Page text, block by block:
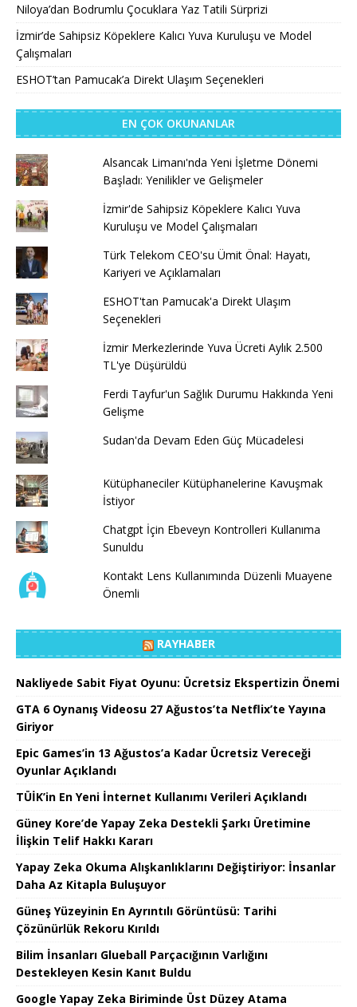
Niloya’dan Bodrumlu Çocuklara Yaz Tatili Sürprizi
İzmir’de Sahipsiz Köpeklere Kalıcı Yuva Kuruluşu ve Model
Çalışmaları
ESHOT’tan Pamucak’a Direkt Ulaşım Seçenekleri
EN ÇOK OKUNANLAR
Alsancak Limanı'nda Yeni İşletme Dönemi
Başladı: Yenilikler ve Gelişmeler
İzmir'de Sahipsiz Köpeklere Kalıcı Yuva
Kuruluşu ve Model Çalışmaları
Türk Telekom CEO'su Ümit Önal: Hayatı,
Kariyeri ve Açıklamaları
ESHOT'tan Pamucak'a Direkt Ulaşım
Seçenekleri
İzmir Merkezlerinde Yuva Ücreti Aylık 2.500
TL'ye Düşürüldü
Ferdi Tayfur'un Sağlık Durumu Hakkında Yeni
Gelişme
Sudan'da Devam Eden Güç Mücadelesi
Kütüphaneciler Kütüphanelerine Kavuşmak
İstiyor
Chatgpt İçin Ebeveyn Kontrolleri Kullanıma
Sunuldu
Kontakt Lens Kullanımında Düzenli Muayene
Önemli
RAYHABER
Nakliyede Sabit Fiyat Oyunu: Ücretsiz Ekspertizin Önemi
GTA 6 Oynanış Videosu 27 Ağustos’ta Netflix’te Yayına
Giriyor
Epic Games’in 13 Ağustos’a Kadar Ücretsiz Vereceği
Oyunlar Açıklandı
TÜİK’in En Yeni İnternet Kullanımı Verileri Açıklandı
Güney Kore’de Yapay Zeka Destekli Şarkı Üretimine
İlişkin Telif Hakkı Kararı
Yapay Zeka Okuma Alışkanlıklarını Değiştiriyor: İnsanlar
Daha Az Kitapla Buluşuyor
Güneş Yüzeyinin En Ayrıntılı Görüntüsü: Tarihi
Çözünürlük Rekoru Kırıldı
Bilim İnsanları Glueball Parçacığının Varlığını
Destekleyen Kesin Kanıt Buldu
Google Yapay Zeka Biriminde Üst Düzey Atama